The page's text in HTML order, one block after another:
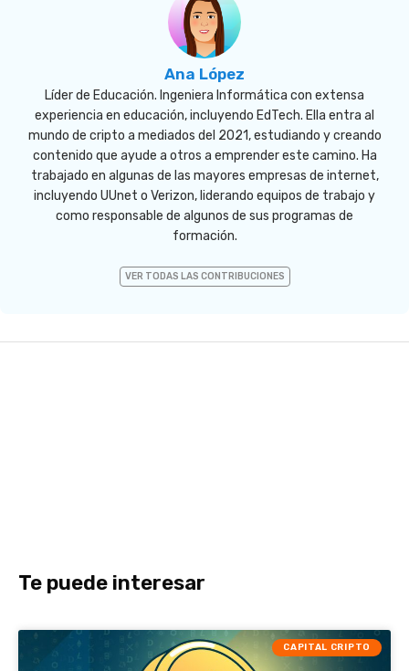
Ana López
Líder de Educación. Ingeniera Informática con extensa
experiencia en educación, incluyendo EdTech. Ella entra al
mundo de cripto a mediados del 2021, estudiando y creando
contenido que ayude a otros a emprender este camino. Ha
trabajado en algunas de las mayores empresas de internet,
incluyendo UUnet o Verizon, liderando equipos de trabajo y
como responsable de algunos de sus programas de
formación.
VER TODAS LAS CONTRIBUCIONES
Te puede interesar
CAPITAL CRIPTO